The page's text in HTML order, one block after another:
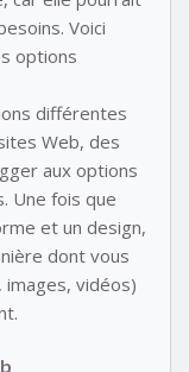
Voici
options
différentes
Web, des
aux options
Une fois que
et un design,
dont vous
vidéos)